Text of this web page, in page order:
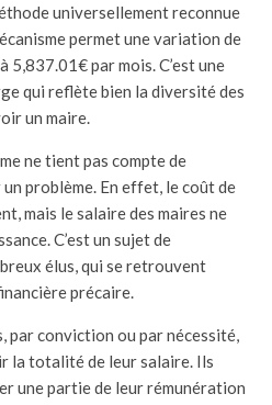
universellement reconnue
permet une variation de
par mois. C’est une
qui reflète bien la diversité des
un maire.
ne tient pas compte de
problème. En effet, le coût de
mais le salaire des maires ne
C’est un sujet de
élus, qui se retrouvent
précaire.
par conviction ou par nécessité,
la totalité de leur salaire. Ils
une partie de leur rémunération